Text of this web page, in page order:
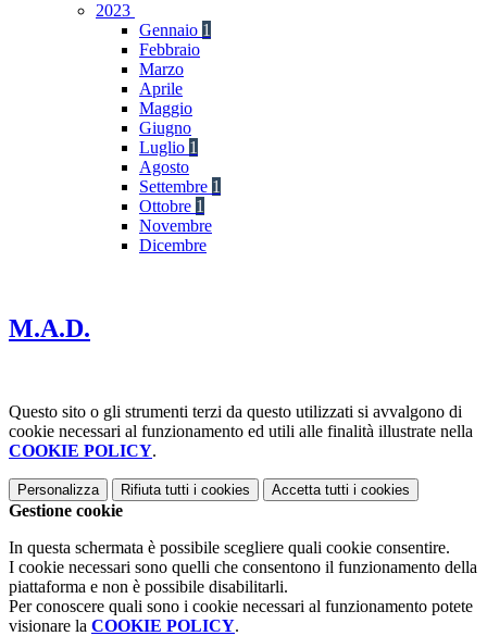
2023
Gennaio 1
Febbraio
Marzo
Aprile
Maggio
Giugno
Luglio 1
Agosto
Settembre 1
Ottobre 1
Novembre
Dicembre
M.A.D.
Questo sito o gli strumenti terzi da questo utilizzati si avvalgono di
cookie necessari al funzionamento ed utili alle finalità illustrate nella
COOKIE POLICY.
Personalizza Rifiuta tutti i cookies Accetta tutti i cookies
Gestione cookie
In questa schermata è possibile scegliere quali cookie consentire.
I cookie necessari sono quelli che consentono il funzionamento della
piattaforma e non è possibile disabilitarli.
Per conoscere quali sono i cookie necessari al funzionamento potete
visionare la COOKIE POLICY.